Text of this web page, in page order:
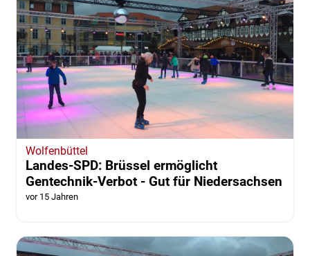
Wolfenbüttel
Landes-SPD: Brüssel ermöglicht
Gentechnik-Verbot - Gut für Niedersachsen
vor 15 Jahren